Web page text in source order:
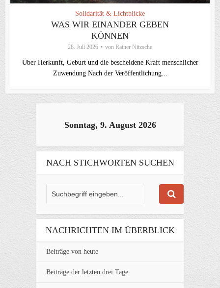
Solidarität & Lichtblicke
WAS WIR EINANDER GEBEN
KÖNNEN
28. Juli 2026 von Rainer Nitzsche
Über Herkunft, Geburt und die bescheidene Kraft menschlicher
Zuwendung Nach der Veröffentlichung...
Sonntag, 9. August 2026
NACH STICHWORTEN SUCHEN
NACHRICHTEN IM ÜBERBLICK
Beiträge von heute
Beiträge der letzten drei Tage